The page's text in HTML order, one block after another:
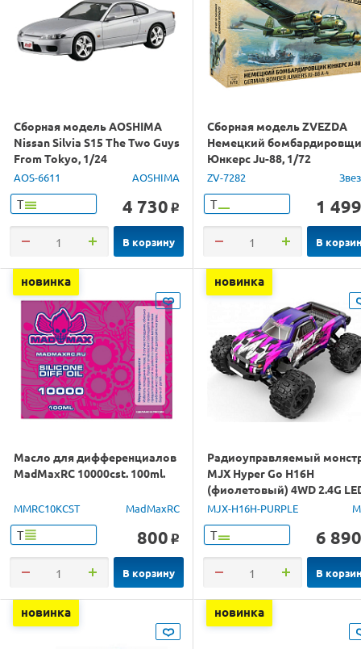
Сборная модель AOSHIMA
Nissan Silvia S15 The Two Guys
From Tokyo, 1/24
AOS-6611 AOSHIMA
Т 4 730 o
В корзину
Сборная модель ZVEZDA
Немецкий
Юнкерс Ju-88, 1/72
ZV-7282
Т 1 499
В
новинка
Масло для дифференциалов
MadMaxRC 10000cst. 100ml.
MMRC10KCST MadMaxRC
Т 800 o
В корзину
новинка
Радиоуправляемый
MJX Hyper Go H16H
(фиолетовый) 4WD 2.4G
GPS 1/16 RTR
MJX-H16H-PURPLE
Т 6 890
В
новинка новинка